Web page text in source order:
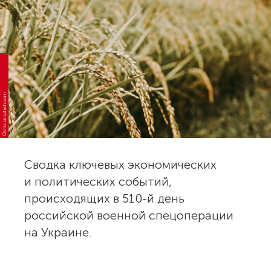
Фото: unsplash.com
Сводка ключевых экономических
и политических событий,
происходящих в 510-й день
российской военной спецоперации
на Украине.